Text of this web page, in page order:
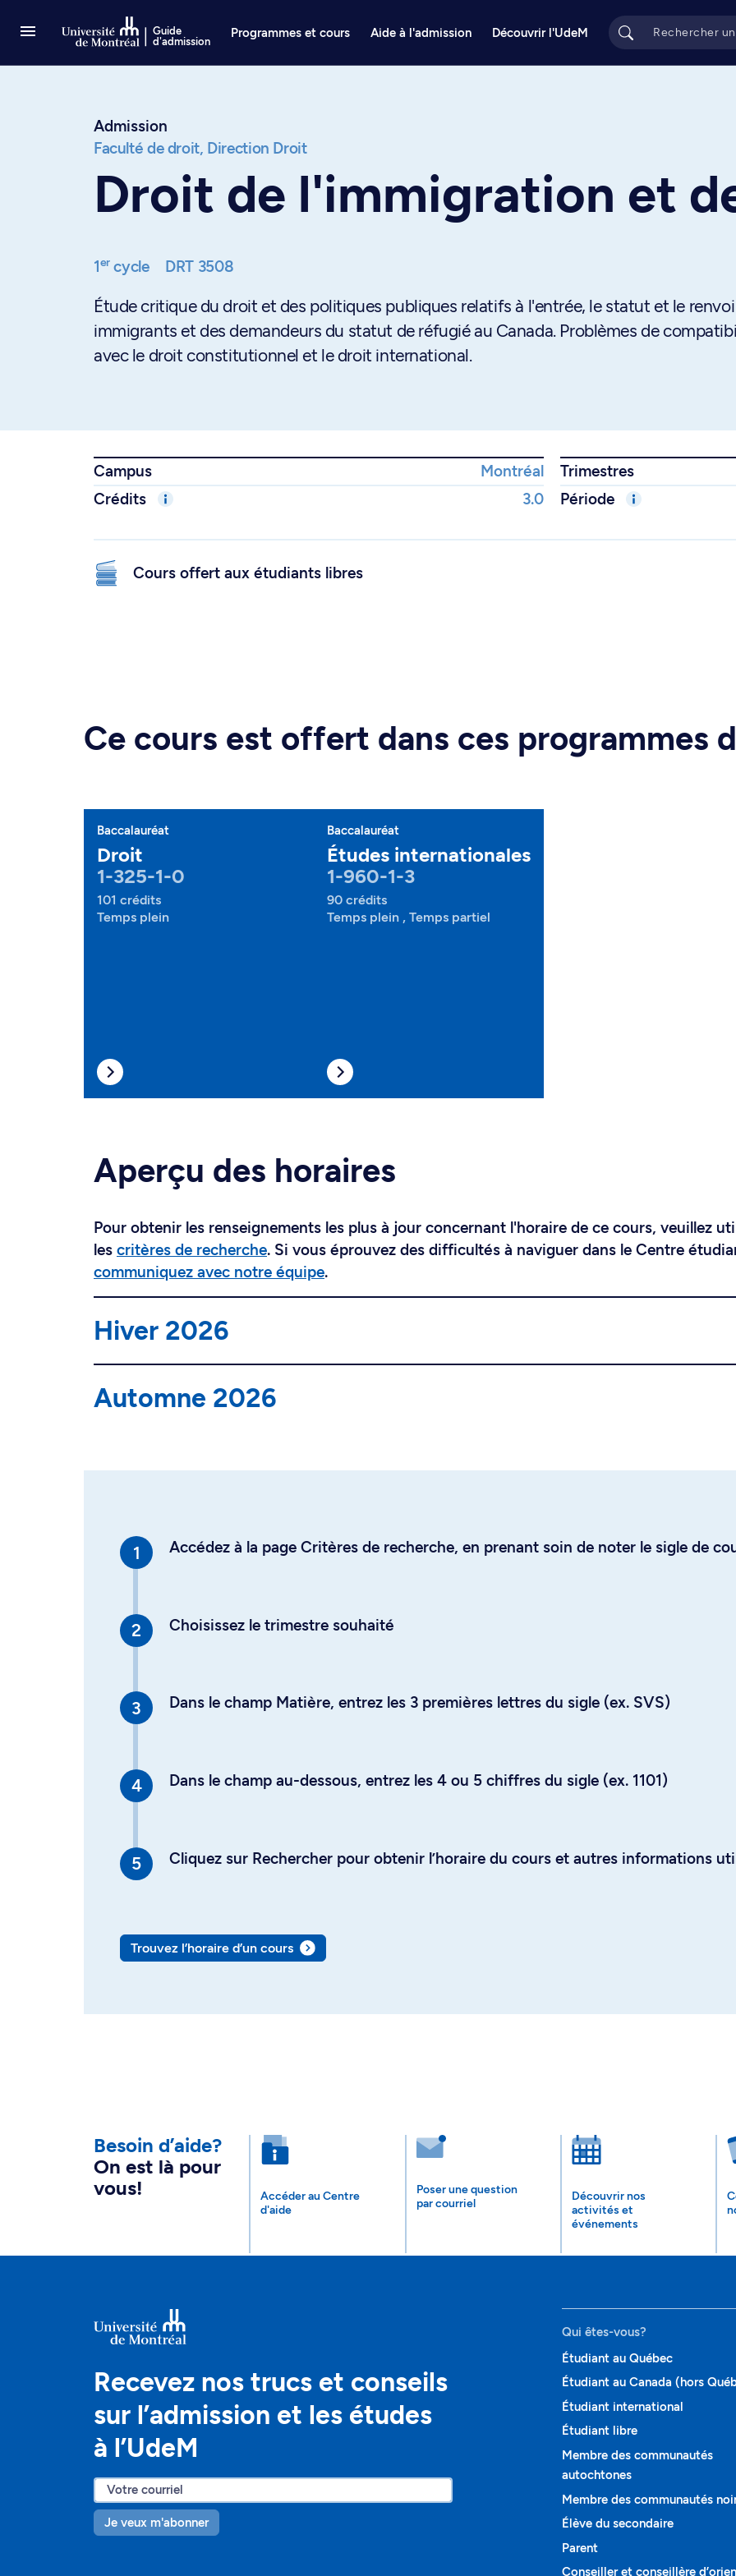
Guide
d'admission
Programmes et cours Aide à l'admission Découvrir l'UdeM
Admission
Faculté de droit, Direction Droit
Droit de l'immigration et
1ercycle DRT 3508
Étude critique du droit et des politiques publiques relatifs à l'entrée, le statut et le
immigrants et des demandeurs du statut de réfugié au Canada. Problèmes de
avec le droit constitutionnel et le droit international.
Campus Montréal Trimestres
Crédits
3.0 Période
Cours offert aux étudiants libres
Ce cours est offert dans ces programmes
Baccalauréat
Droit
1-325-1-0
101 crédits
Temps plein
Baccalauréat
Études internationales
1-960-1-3
90 crédits
Temps plein , Temps partiel
Aperçu des horaires
Pour obtenir les renseignements les plus à jour concernant l'horaire de ce cours, veuillez
les critères de recherche. Si vous éprouvez des difficultés à naviguer dans le Centre
communiquez avec notre équipe.
Hiver 2026
Automne 2026
Accédez à la page Critères de recherche, en prenant soin de noter le sigle de
Choisissez le trimestre souhaité
Dans le champ Matière, entrez les 3 premières lettres du sigle (ex. SVS)
Dans le champ au-dessous, entrez les 4 ou 5 chiffres du sigle (ex. 1101)
Cliquez sur Rechercher pour obtenir l’horaire du cours et autres informations
Trouvez l’horaire d’un cours
Besoin d’aide?
On est là pour
vous!
Accéder au Centre
d'aide
Poser une question
par courriel
Découvrir nos
activités et
événements
Recevez nos trucs et conseils
sur l’admission et les études
à l’UdeM
Je veux m'abonner
Qui êtes-vous?
Étudiant au Québec
Étudiant au Canada (hors
Étudiant international
Étudiant libre
Membre des communautés
autochtones
Membre des communautés
Élève du secondaire
Parent
Conseiller et conseillère